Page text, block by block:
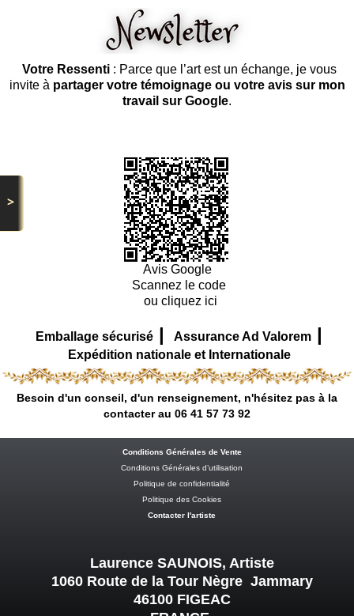
>
Votre Ressenti: Parce que l’art est un échange, je vous
invite à partager votre témoignage ou votre avis sur mon
travail sur Google.
Avis Google
Scannez le code
ou cliquez ici
Emballage sécurisé | Assurance Ad Valorem |
Expédition nationale et Internationale
Besoin d'un conseil, d'un renseignement, n'hésitez pas à la
contacter au 06 41 57 73 92
Conditions Générales de Vente
Conditions Générales d’utilisation
Politique de confidentialité
Politique des Cookies
Contacter l'artiste
Laurence SAUNOIS, Artiste
1060 Route de la Tour Nègre Jammary
46100 FIGEAC